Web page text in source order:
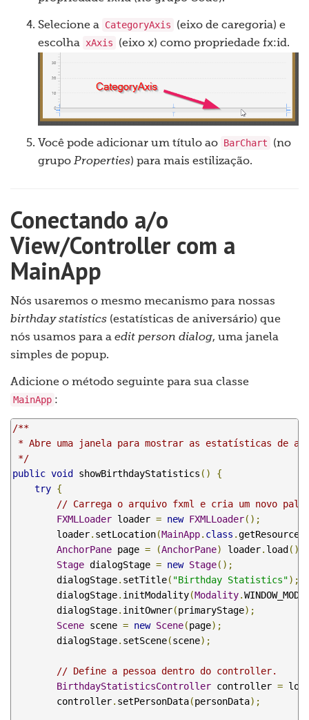
Selecione a CategoryAxis
(eixo de caregoria) e
escolha xAxis (eixo x) como propriedade fx:id.
Você pode adicionar um título ao BarChart
(no
grupo Properties) para mais estilização.
Conectando a/o
View/Controller com a
MainApp
Nós usaremos o mesmo mecanismo para nossas
birthday statistics (estatísticas de aniversário) que
nós usamos para a edit person dialog, uma janela
simples de popup.
Adicione o método seguinte para sua classe
MainApp :
/**
* Abre uma janela para mostrar as estatísticas de
*/
public void showBirthdayStatistics ()
{
try {
// Carrega o arquivo fxml e cria um novo
FXMLLoader loader = new FXMLLoader();
        loader
. setLocation(MainApp. class .getResource
AnchorPane page = (AnchorPane) loader. load ();
Stage dialogStage = new Stage();
        dialogStage
. setTitle( "Birthday Statistics");
        dialogStage
. initModality(Modality.
        dialogStage
. initOwner(primaryStage);
Scene scene = new Scene(page);
        dialogStage
. setScene(scene);
// Define a pessoa dentro do controller.
BirthdayStatisticsController controller =
        controller
. setPersonData(personData);